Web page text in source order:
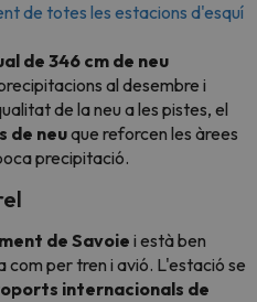
de totes les estacions d'esquí
de 346 cm de neu
al desembre i
de la neu a les pistes, el
de neuque reforcen les àrees
precipitació.
de Savoie i està ben
per tren i avió. L'estació se
internacionals de